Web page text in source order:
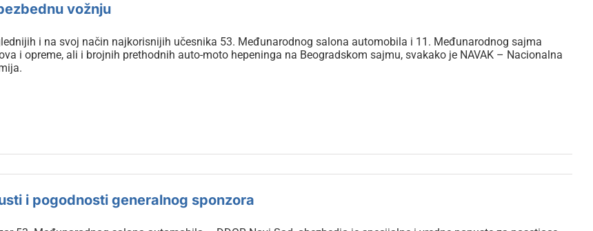
vožnju
i na svoj način najkorisnijih učesnika 53. Međunarodnog salona automobila i 11. Međunarodnog sajma
i opreme, ali i brojnih prethodnih auto-moto hepeninga na Beogradskom sajmu, svakako je NAVAK – Nacionalna
i pogodnosti generalnog sponzora